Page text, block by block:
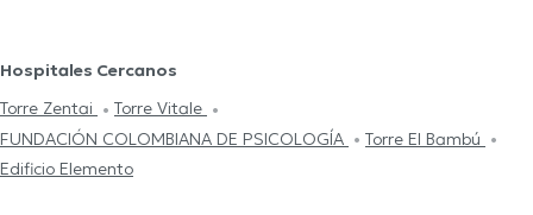
Hospitales Cercanos
Torre Zentai
Torre Vitale
FUNDACIÓN COLOMBIANA DE PSICOLOGÍA
Torre El Bambú
Edificio Elemento